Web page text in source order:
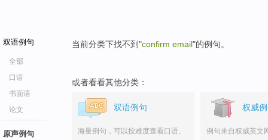
双语例句
全部
口语
书面语
论文
原声例句
当前分类下找不到"confirm email"的例句。
或者看看其他分类：
双语例句
海量例句，可以按难度查看口语、
权威
例句来自权威英文